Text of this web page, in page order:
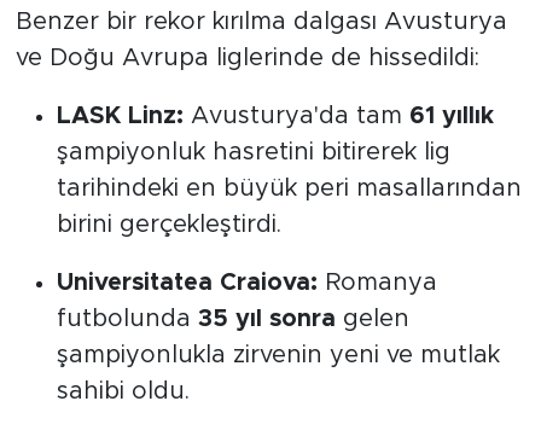
Benzer bir rekor kırılma dalgası Avusturya
ve Doğu Avrupa liglerinde de hissedildi:
LASK Linz: Avusturya'da tam 61 yıllık
şampiyonluk hasretini bitirerek lig
tarihindeki en büyük peri masallarından
birini gerçekleştirdi.
Universitatea Craiova: Romanya
futbolunda 35 yıl sonra gelen
şampiyonlukla zirvenin yeni ve mutlak
sahibi oldu.